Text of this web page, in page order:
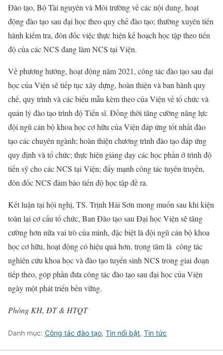
Đào tạo, Bộ Tài nguyên và Môi trường về các nội dung, hoạt
động đào tạo sau đại học theo quy chế đào tạo; thường xuyên tiến
hành kiểm tra, đôn đốc việc thực hiện kế hoạch học tập theo tiến
độ của các NCS đang làm NCS tại Viện.
Về phương hướng, hoạt động năm 2021, công tác đào tạo sau đại
học của Viện sẽ tiếp tục xây dựng, hoàn thiện và ban hành quy
chế, quy trình và các biểu mẫu kèm theo của Viện về tổ chức và
quản lý đào tạo trình độ Tiến sĩ. Đồng thời tăng cường năng lực
đội ngũ cán bộ khoa học cơ hữu của Viện đáp ứng tốt nhất đào
tạo các chuyên ngành; hoàn thiện chương trình đào tạo đáp ứng
quy định và tổ chức; thực hiện giảng dạy các học phần ở trình độ
tiến sỹ cho các NCS tại Viện; đẩy mạnh công tác tuyên truyền,
đôn đốc NCS đảm bảo tiến độ học tập đề ra.
Kết luận tại hội nghị, TS. Trịnh Hải Sơn mong muốn sau khi kiện
toàn lại cơ cấu tổ chức, Ban Đào tạo sau Đại học Viện sẽ tăng
cường hơn nữa vai trò của mình, đặc biệt là đội ngũ cán bộ khoa
học cơ hữu, hoạt động có hiệu quả hơn, trọng tâm là công tác
nghiên cứu khoa học và đào tạo tuyển sinh NCS trong giai đoạn
tiếp theo, góp phần đưa công tác đào tạo sau đại học của Viện
ngày một phát triển bền vững.
Phòng KH, ĐT & HTQT
Danh mục: Công tác đào tạo, Tin nổi bật, Tin tức